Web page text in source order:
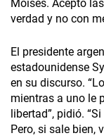
Moisés. Acepto
verdad y no con
El presidente
estadounidense
en su discurso.
mientras a uno le
libertad”, pidió.
Pero, si sale bien,